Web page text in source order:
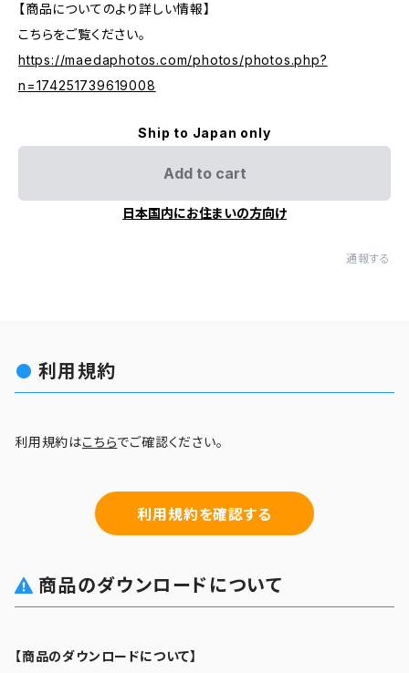
【商品についてのより詳しい情報】
こちらをご覧ください。
https://maedaphotos.com/photos/photos.php?
n=174251739619008
Ship to Japan only
Add to cart
日本国内にお住まいの方向け
通報する
利用規約
利用規約はこちらでご確認ください。
利用規約を確認する
商品のダウンロードについて
【商品のダウンロードについて】